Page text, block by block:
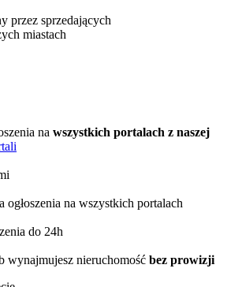
przez sprzedających
miastach
na wszystkich portalach z naszej
ogłoszenia na wszystkich portalach
do 24h
wynajmujesz nieruchomość bez prowizji